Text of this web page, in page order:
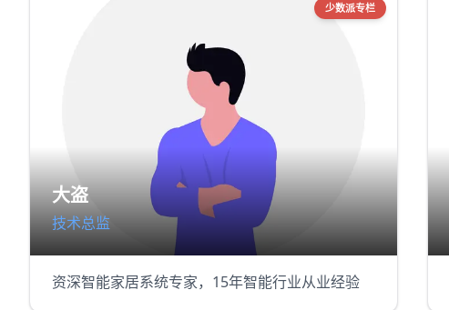
少数派专栏
大盗
技术总监
资深智能家居系统专家，15年智能行业从业经验